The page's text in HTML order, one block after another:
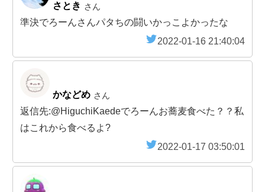
さとき さん
準決でろーんさんパタちの闘いかっこよかったな
2022-01-16 21:40:04
かなどめ さん
返信先:@HiguchiKaedeでろーんお蕎麦食べた？？私
はこれから食べるよ?
2022-01-17 03:50:01